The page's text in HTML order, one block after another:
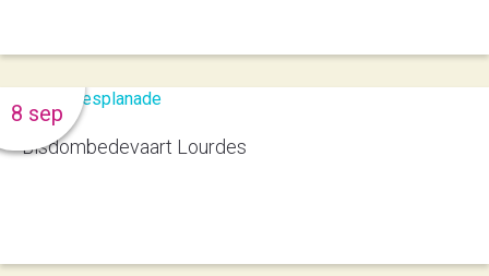
Bisdombedevaart Lourdes
8 sep